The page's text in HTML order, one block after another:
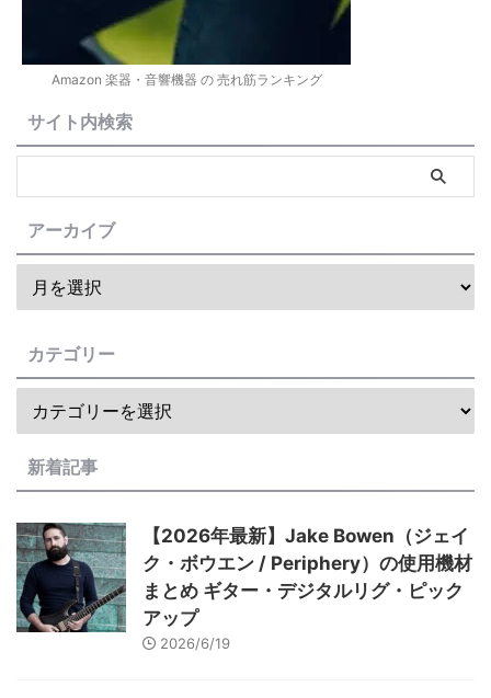
Amazon 楽器・音響機器 の 売れ筋ランキング
サイト内検索
アーカイブ
カテゴリー
新着記事
【2026年最新】Jake Bowen（ジェイ
ク・ボウエン / Periphery）の使用機材
まとめ ギター・デジタルリグ・ピック
アップ
2026/6/19